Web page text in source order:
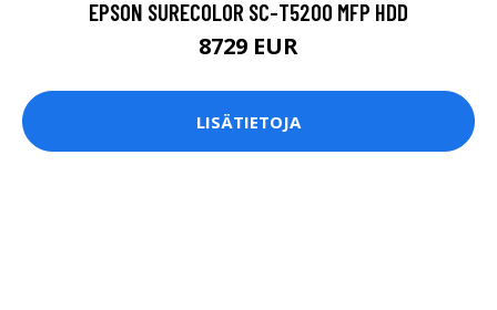
EPSON SURECOLOR SC-T5200 MFP HDD
8729 EUR
LISÄTIETOJA